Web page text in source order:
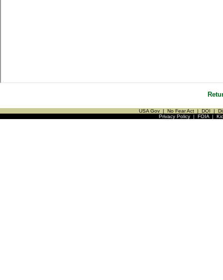
USA Gov | No Fear Act | DOI |
Privacy Policy| FOIA|